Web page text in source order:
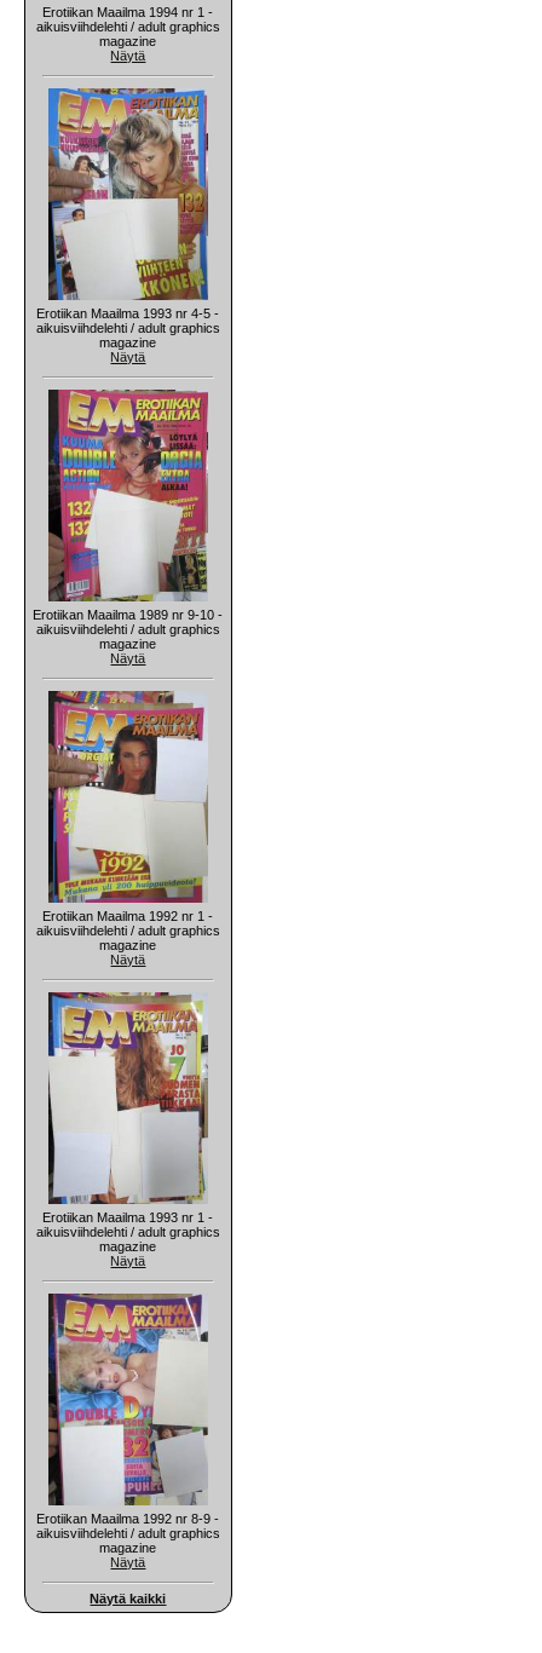
Erotiikan Maailma 1994 nr 1 -
aikuisviihdelehti / adult graphics
magazine
Näytä
Erotiikan Maailma 1993 nr 4-5 -
aikuisviihdelehti / adult graphics
magazine
Näytä
Erotiikan Maailma 1989 nr 9-10 -
aikuisviihdelehti / adult graphics
magazine
Näytä
Erotiikan Maailma 1992 nr 1 -
aikuisviihdelehti / adult graphics
magazine
Näytä
Erotiikan Maailma 1993 nr 1 -
aikuisviihdelehti / adult graphics
magazine
Näytä
Erotiikan Maailma 1992 nr 8-9 -
aikuisviihdelehti / adult graphics
magazine
Näytä
Näytä kaikki